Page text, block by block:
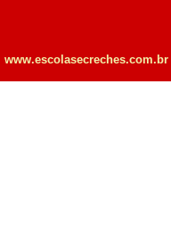
www.escolasecreches.com.br